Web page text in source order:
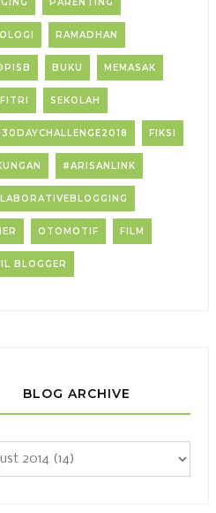
RAMADHAN
BUKU MEMASAK
SEKOLAH
FIKSI
#ARISANLINK
OTOMOTIF FILM
BLOGGER
BLOG ARCHIVE